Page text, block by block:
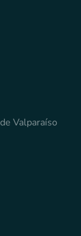
Valparaíso